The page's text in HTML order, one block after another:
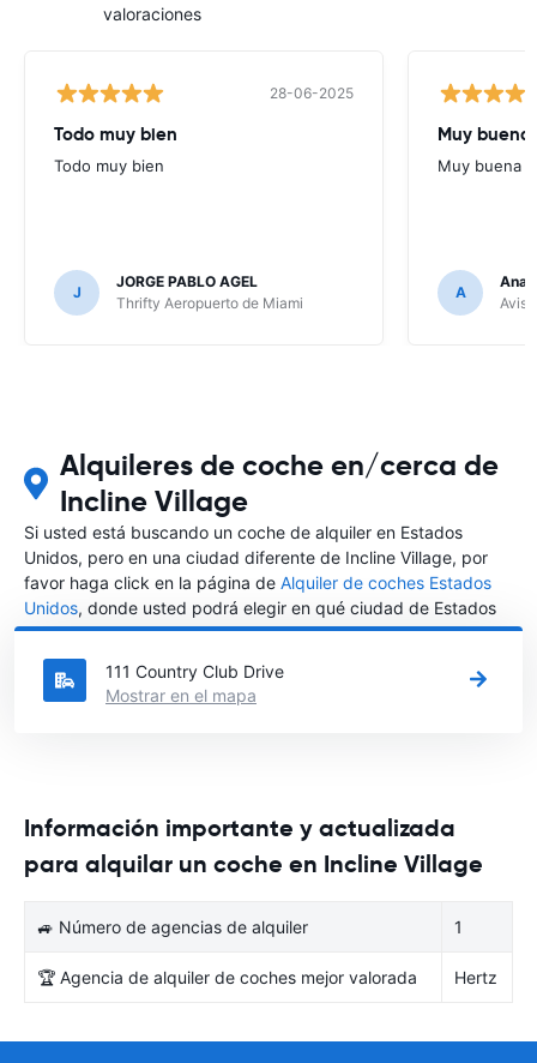
valoraciones
28-06-2025
Todo muy bien
Todo muy bien
J
JORGE PABLO AGEL
Thrifty Aeropuerto de Miami
Muy buena
Muy buena
A
Ana
Avis
Alquileres de coche en/cerca de
Incline Village
Si usted está buscando un coche de alquiler en Estados
Unidos, pero en una ciudad diferente de Incline Village, por
favor haga click en la página de Alquiler de coches Estados
Unidos, donde usted podrá elegir en qué ciudad de Estados
Unidos desea alquilar un coche.
111 Country Club Drive
Mostrar en el mapa
Información importante y actualizada
para alquilar un coche en Incline Village
🚙 Número de agencias de alquiler 1
🏆 Agencia de alquiler de coches mejor valorada Hertz